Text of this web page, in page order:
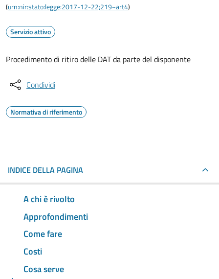
(urn:nir:stato:legge:2017-12-22;219~art4)
Servizio attivo
Procedimento di ritiro delle DAT da parte del disponente
Condividi
Normativa di riferimento
INDICE DELLA PAGINA
A chi è rivolto
Approfondimenti
Come fare
Costi
Cosa serve